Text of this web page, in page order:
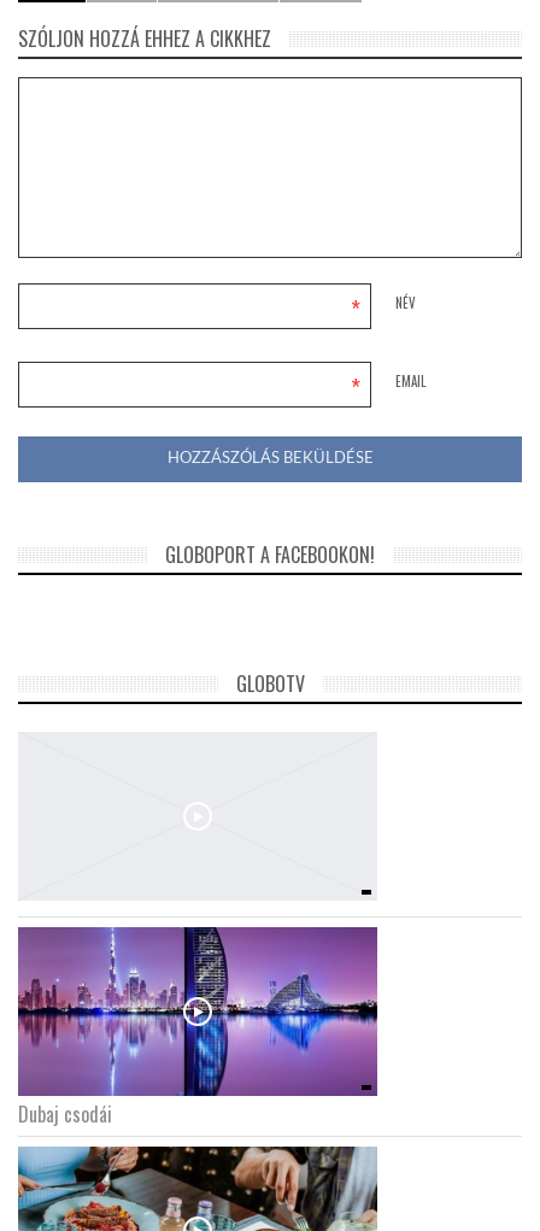
SZÓLJON HOZZÁ EHHEZ A CIKKHEZ
NÉV
*
EMAIL
*
GLOBOPORT A FACEBOOKON!
GLOBOTV
Dubaj csodái